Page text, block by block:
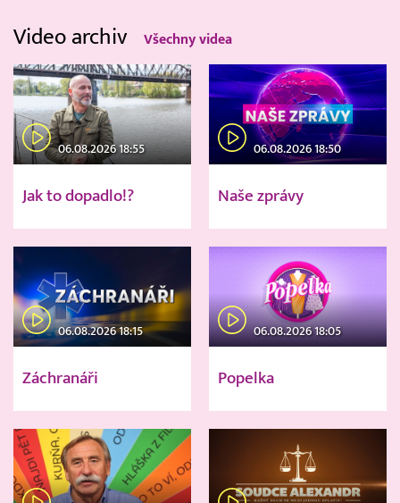
Video archiv Všechny videa
06.08.2026 18:55
Jak to dopadlo!?
06.08.2026 18:50
Naše zprávy
06.08.2026 18:15
Záchranáři
06.08.2026 18:05
Popelka